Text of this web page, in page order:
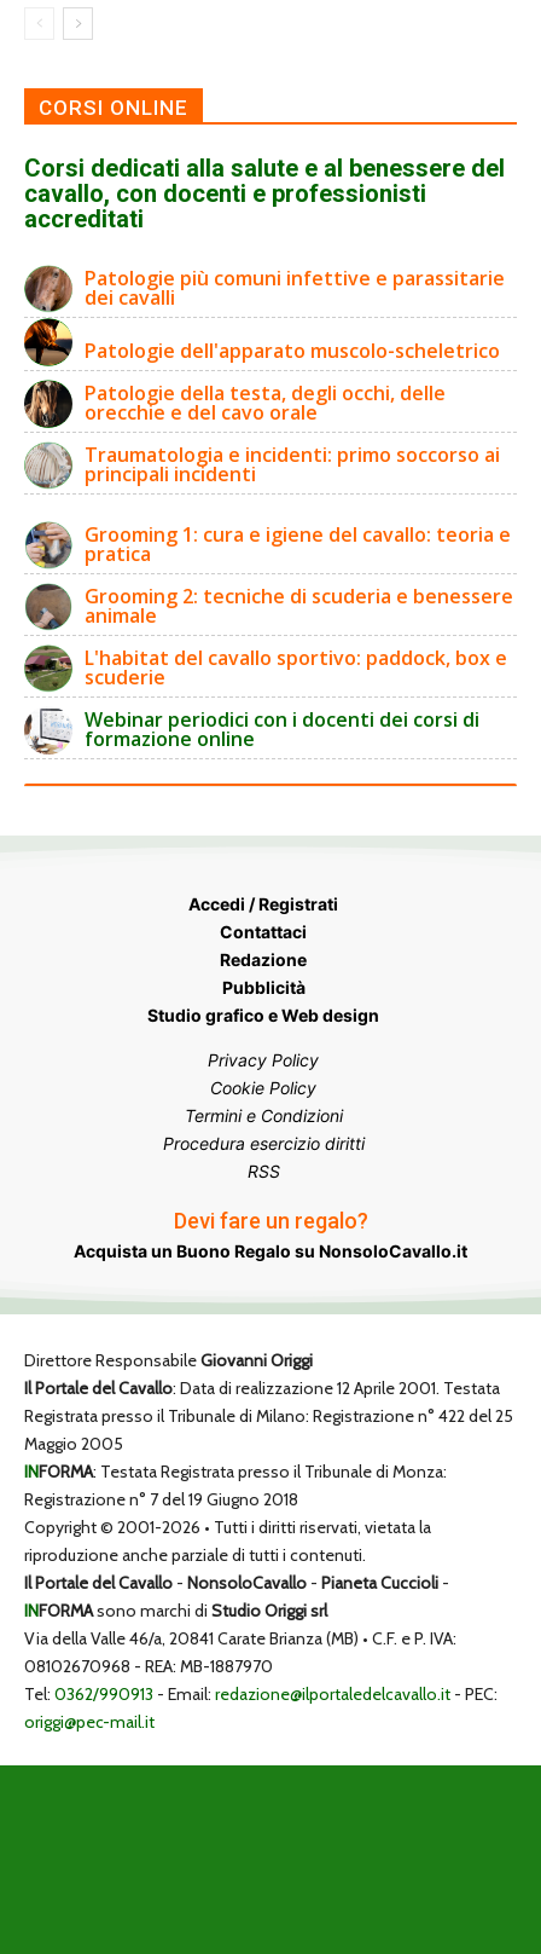
CORSI ONLINE
Corsi dedicati alla salute e al benessere del
cavallo, con docenti e professionisti
accreditati
Patologie più comuni infettive e parassitarie
dei cavalli
Patologie dell'apparato muscolo-scheletrico
Patologie della testa, degli occhi, delle
orecchie e del cavo orale
Traumatologia e incidenti: primo soccorso ai
principali incidenti
Grooming 1: cura e igiene del cavallo: teoria e
pratica
Grooming 2: tecniche di scuderia e benessere
animale
L'habitat del cavallo sportivo: paddock, box e
scuderie
Webinar periodici con i docenti dei corsi di
formazione online
Accedi / Registrati
Contattaci
Redazione
Pubblicità
Studio grafico e Web design
Privacy Policy
Cookie Policy
Termini e Condizioni
Procedura esercizio diritti
RSS
Devi fare un regalo?
Acquista un Buono Regalo su NonsoloCavallo.it
Direttore ResponsabileGiovanni Origgi
Il Portale del Cavallo: Data di realizzazione 12 Aprile 2001. Testata
Registrata presso il Tribunale di Milano: Registrazione n° 422 del 25
Maggio 2005
INFORMA: Testata Registrata presso il Tribunale di Monza:
Registrazione n° 7 del 19 Giugno 2018
Copyright © 2001-2026 • Tutti i diritti riservati, vietata la
riproduzione anche parziale di tutti i contenuti.
Il Portale del Cavallo - NonsoloCavallo - Pianeta Cuccioli -
INFORMAsono marchi di Studio Origgi srl
Via della Valle 46/a, 20841 Carate Brianza (MB) • C.F. e P. IVA:
08102670968 - REA: MB-1887970
Tel: 0362/990913 - Email: redazione@ilportaledelcavallo.it - PEC:
origgi@pec-mail.it